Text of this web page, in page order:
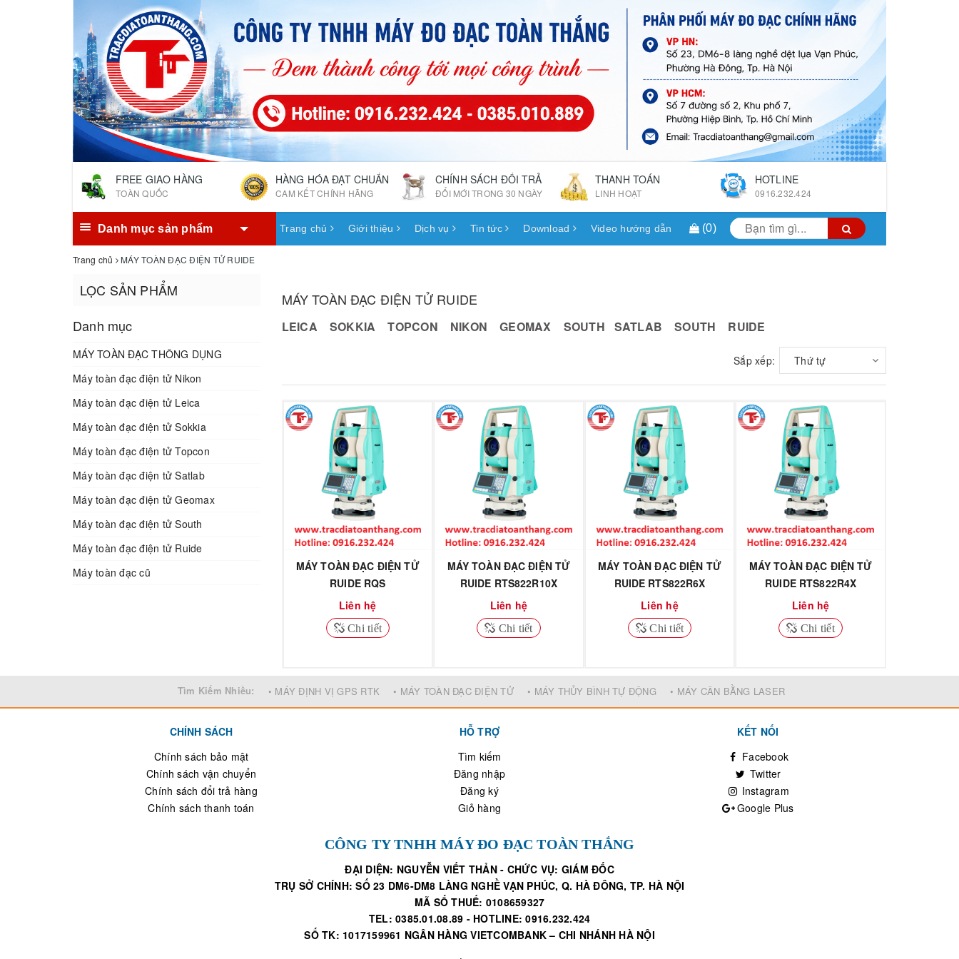
FREE GIAO HÀNG
TOÀN QUỐC
HÀNG HÓA ĐẠT CHUẨN
CAM KẾT CHÍNH HÃNG
CHÍNH SÁCH ĐỔI TRẢ
ĐỔI MỚI TRONG 30 NGÀY
THANH TOÁN
LINH HOẠT
HOTLINE
0916.232.424
Danh mục sản phẩm Trang chủ Giới thiệu Dịch vụ Tin tức Download Video hướng dẫn (0)
Trang chủ MÁY TOÀN ĐẠC ĐIỆN TỬ RUIDE
LỌC SẢN PHẨM
Danh mục
MÁY TOÀN ĐẠC THÔNG DỤNG
Máy toàn đạc điện tử Nikon
Máy toàn đạc điện tử Leica
Máy toàn đạc điện tử Sokkia
Máy toàn đạc điện tử Topcon
Máy toàn đạc điện tử Satlab
Máy toàn đạc điện tử Geomax
Máy toàn đạc điện tử South
Máy toàn đạc điện tử Ruide
Máy toàn đạc cũ
MÁY TOÀN ĐẠC ĐIỆN TỬ RUIDE
LEICA SOKKIA TOPCON NIKON GEOMAX SOUTH SATLAB SOUTH RUIDE
Sắp xếp: Thứ tự
MÁY TOÀN ĐẠC ĐIỆN TỬ
RUIDE RQS
Liên hệ
Chi tiết
MÁY TOÀN ĐẠC ĐIỆN TỬ
RUIDE RTS822R10X
Liên hệ
Chi tiết
MÁY TOÀN ĐẠC ĐIỆN TỬ
RUIDE RTS822R6X
Liên hệ
Chi tiết
MÁY TOÀN ĐẠC ĐIỆN TỬ
RUIDE RTS822R4X
Liên hệ
Chi tiết
Tìm Kiếm Nhiều: • MÁY ĐỊNH VỊ GPS RTK • MÁY TOÀN ĐẠC ĐIỆN TỬ • MÁY THỦY BÌNH TỰ ĐỘNG • MÁY CÂN BẰNG LASER
CHÍNH SÁCH
Chính sách bảo mật
Chính sách vận chuyển
Chính sách đổi trả hàng
Chính sách thanh toán
HỖ TRỢ
Tìm kiếm
Đăng nhập
Đăng ký
Giỏ hàng
KẾT NỐI
Facebook
Twitter
Instagram
Google Plus
CÔNG TY TNHH MÁY ĐO ĐẠC TOÀN THẮNG
ĐẠI DIỆN: NGUYỄN VIẾT THẢN - CHỨC VỤ: GIÁM ĐỐC
TRỤ SỞ CHÍNH: SỐ 23 DM6-DM8 LÀNG NGHỀ VẠN PHÚC, Q. HÀ ĐÔNG, TP. HÀ NỘI
MÃ SỐ THUẾ: 0108659327
TEL: 0385.01.08.89 - HOTLINE: 0916.232.424
SỐ TK: 1017159961 NGÂN HÀNG VIETCOMBANK – CHI NHÁNH HÀ NỘI